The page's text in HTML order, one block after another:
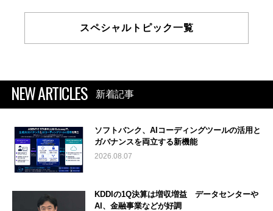
スペシャルトピック一覧
NEW ARTICLES 新着記事
ソフトバンク、AIコーディングツールの活用と
ガバナンスを両立する新機能
2026.08.07
KDDIの1Q決算は増収増益 データセンターや
AI、金融事業などが好調